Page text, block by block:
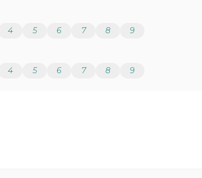
4 5 6 7 8 9
4 5 6 7 8 9